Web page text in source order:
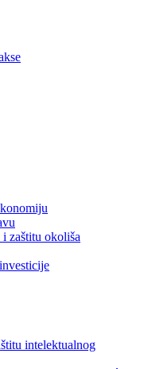
zaštitu okoliša
intelektualnog